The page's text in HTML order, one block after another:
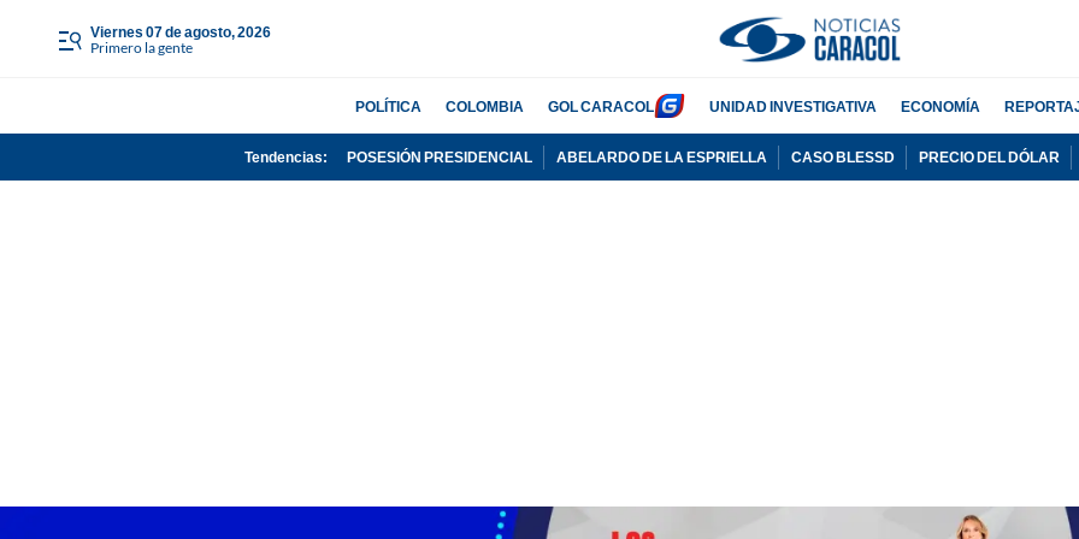
viernes 07 de agosto, 2026
Primero la gente
POLÍTICA COLOMBIA GOL CARACOL UNIDAD INVESTIGATIVA ECONOMÍA
Tendencias: POSESIÓN PRESIDENCIAL ABELARDO DE LA ESPRIELLA CASO BLESSD PRECIO DEL DÓLAR